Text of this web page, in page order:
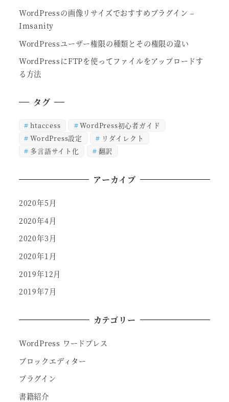
WordPressの画像リサイズでおすすめプラグイン –
Imsanity
WordPressユーザー権限の種類とその権限の違い
WordPressにFTPを使ってファイルをアップロードす
る方法
タグ
htaccess
WordPress初心者ガイド
WordPress設定
リダイレクト
多言語サイト化
翻訳
アーカイブ
2020年5月
2020年4月
2020年3月
2020年1月
2019年12月
2019年7月
カテゴリー
WordPress ワードプレス
ブロックエディター
プラグイン
書籍紹介